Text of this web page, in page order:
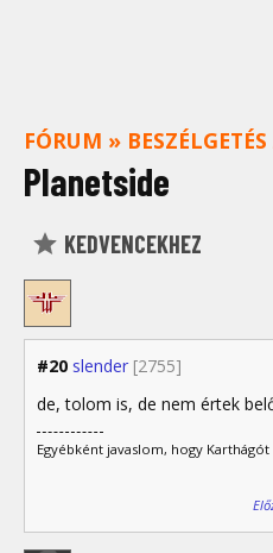
FÓRUM »
Planetside
KEDVENCEKHEZ
#20 slender [2755]
de, tolom is, de nem értek
Egyébként javaslom, hogy